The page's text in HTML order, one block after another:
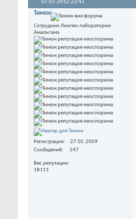
07.07.2012 22:41
Тимон
Сотрудник Лингво-лаборатории
Амальгама
Регистрация
27.05.2009
Сообщений
247
Вес репутации
18111